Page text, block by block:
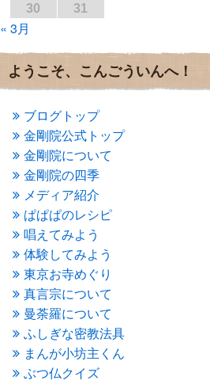
2016年10月(1)
2016年9月
2016年6月
(2)
2016年5月(3)
2016年4月
(4)
2016年3月(4)
2016年2月(5)
2016年1月(3)
2015年12月(6)
2015年11月(4)
2015年10月
(4)
2015年9月
(3)
2015年8月(4)
2015年7月(4)
2015年6月(3)
2015年5月(1)
2015年4月(1)
(3)
2015年2月(3)
2015年1月(1)
2014年12月 (2)
30
31
« 3月
ようこそ、こんごういんへ！
ブログトップ
金剛院公式トップ
金剛院について
金剛院の四季
メディア紹介
ぱぱぱのレシピ
唱えてみよう
体験してみよう
東京お寺めぐり
真言宗について
曼荼羅について
ふしぎな密教法具
まんが小坊主くん
ぶつ仏クイズ